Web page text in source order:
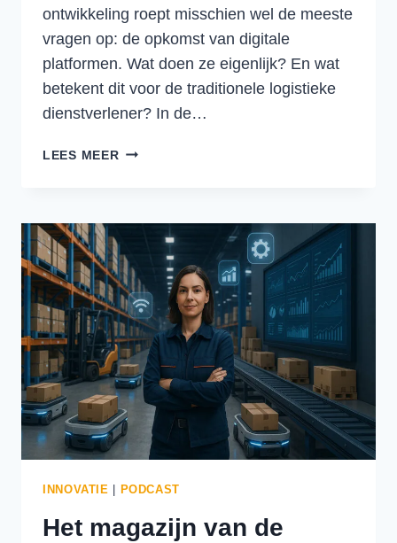
ontwikkeling roept misschien wel de meeste
vragen op: de opkomst van digitale
platformen. Wat doen ze eigenlijk? En wat
betekent dit voor de traditionele logistieke
dienstverlener? In de…
LEES MEERDIGITALE
LOGISTIEK:
KANS
OF
BEDREIGING?
INNOVATIE PODCAST
Het magazijn van de